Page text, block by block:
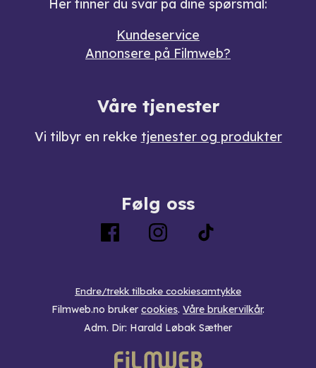
Her finner du svar på dine spørsmål:
Kundeservice
Annonsere på Filmweb?
Våre tjenester
Vi tilbyr en rekke tjenester og produkter
Følg oss
Endre/trekk tilbake cookiesamtykke
Filmweb.no bruker cookies. Våre brukervilkår.
Adm. Dir: Harald Løbak Sæther